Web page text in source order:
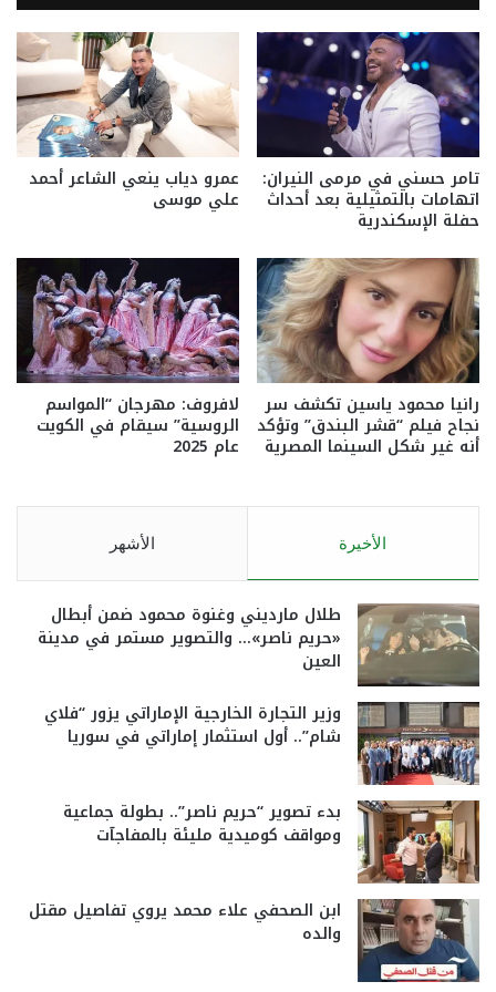
تامر حسني في مرمى النيران:
اتهامات بالتمثيلية بعد أحداث
حفلة الإسكندرية
عمرو دياب ينعي الشاعر أحمد
علي موسى
رانيا محمود ياسين تكشف سر
نجاح فيلم “قشر البندق” وتؤكد
أنه غير شكل السينما المصرية
لافروف: مهرجان “المواسم
الروسية” سيقام في الكويت
عام 2025
الأخيرة الأشهر
طلال مارديني وغنوة محمود ضمن أبطال
«حريم ناصر»… والتصوير مستمر في مدينة
العين
وزير التجارة الخارجية الإماراتي يزور “فلاي
شام”.. أول استثمار إماراتي في سوريا
بدء تصوير “حريم ناصر”.. بطولة جماعية
ومواقف كوميدية مليئة بالمفاجآت
ابن الصحفي علاء محمد يروي تفاصيل مقتل
والده